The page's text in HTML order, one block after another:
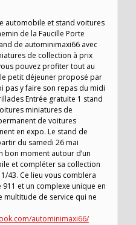
automobile et stand voitures
de la Faucille Porte
de autominimaxi66 avec
de collection à prix
pouvez profiter tout au
petit déjeuner proposé par
pas y faire son repas du midi
Entrée gratuite 1 stand
miniatures de
de voitures
en expo. Le stand de
du samedi 26 mai
bon moment autour d’un
et compléter sa collection
43. Ce lieu vous comblera
et un complexe unique en
multitude de service qui ne
autominimaxi66/